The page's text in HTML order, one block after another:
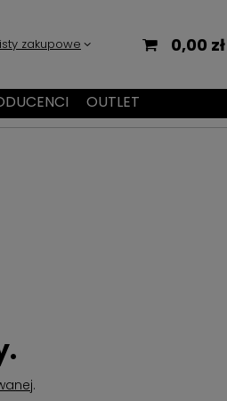
zakupowe 0,00 zł
OUTLET
.